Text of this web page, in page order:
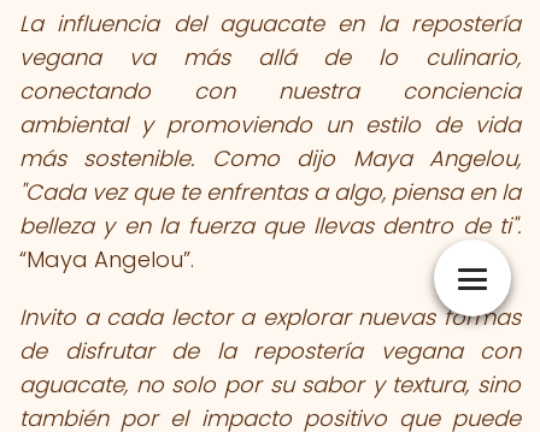
La influencia del aguacate en la repostería
vegana va más allá de lo culinario,
conectando con nuestra conciencia
ambiental y promoviendo un estilo de vida
más sostenible. Como dijo Maya Angelou,
"Cada vez que te enfrentas a algo, piensa en la
belleza y en la fuerza que llevas dentro de ti".
Maya Angelou .
Invito a cada lector a explorar nuevas formas
de disfrutar de la repostería vegana con
aguacate, no solo por su sabor y textura, sino
también por el impacto positivo que puede